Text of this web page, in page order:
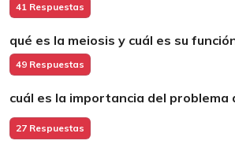
41 Respuestas
qué es la meiosis y cuál es su
49 Respuestas
cuál es la importancia del problema
27 Respuestas